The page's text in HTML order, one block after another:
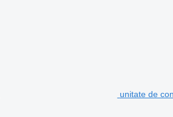
unitate de